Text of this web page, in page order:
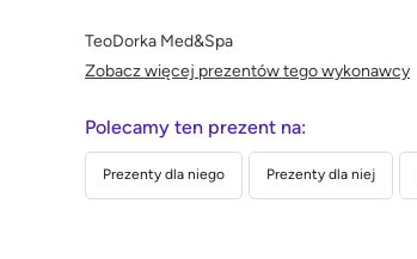
TeoDorka Med&Spa
Zobacz więcej prezentów tego wykonawcy
Polecamy ten prezent na:
Prezenty dla niego Prezenty dla niej